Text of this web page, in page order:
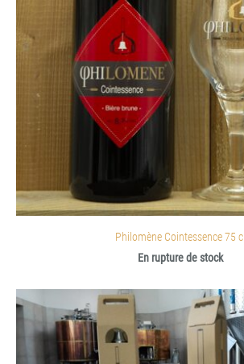
Philomène Cointessence 75 cl
En rupture de stock